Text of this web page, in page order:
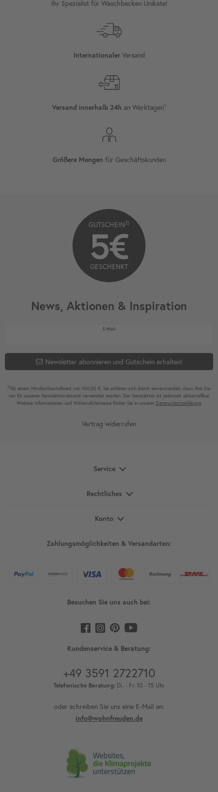
Ihr Spezialist für Waschbecken Unikate!
InternationalerVersand
Versand innerhalb 24h an Werktagen¹
Größere Mengen für Geschäftskunden
News, Aktionen & Inspiration
E-MailNewsletter Honig
Newsletter abonnieren und Gutschein erhalten!
2)Ab einem Mindest­bestell­wert von 100,00 €. Sie erklären sich damit ein­ver­standen, dass Ihre Da­
ten für unseren News­letter­versand ver­wen­det werden. Der News­letter ist jeder­zeit ab­bestel­lbar.
Weitere Infor­mationen und Wider­rufshin­weise finden Sie in unserer Daten­schutz­erklärung
GUTSCHEIN2)
5€
GESCHENKT
Vertrag widerrufen
Service
Rechtliches
Konto
Zahlungsmöglichkeiten & Versandarten:
Besuchen Sie uns auch bei:
Kundenservice & Beratung:
+49 3591 2722710
Telefonische Beratung: Di. - Fr. 10 - 15 Uhr
oder schreiben Sie uns eine E-Mail an:
info@wohnfreuden.de